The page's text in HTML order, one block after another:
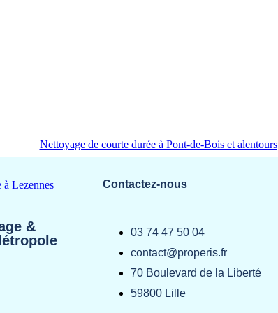
Nettoyage de courte durée à Pont-de-Bois et alentours
&
Contactez-nous
03 74 47 50 04
contact@properis.fr
70 Boulevard de la Liberté
59800 Lille